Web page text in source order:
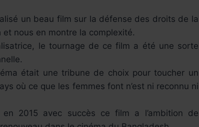
un beau film sur la défense des droits de la
nous en montre la complexité.
le tournage de ce film a été une sorte
était une tribune de choix pour toucher un
où ce que les femmes font n’est ni reconnu ni
2015 avec succès ce film a l’ambition de